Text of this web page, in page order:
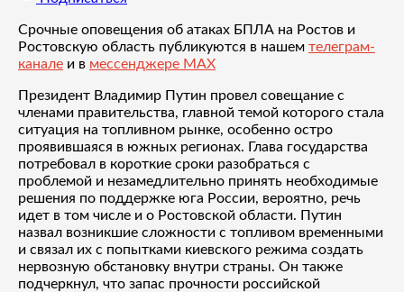
Срочные оповещения об атаках БПЛА на Ростов и
Ростовскую область публикуются в нашем телеграм-
канале и в мессенджере MAX
Президент Владимир Путин провел совещание с
членами правительства, главной темой которого стала
ситуация на топливном рынке, особенно остро
проявившаяся в южных регионах. Глава государства
потребовал в короткие сроки разобраться с
проблемой и незамедлительно принять необходимые
решения по поддержке юга России, вероятно, речь
идет в том числе и о Ростовской области. Путин
назвал возникшие сложности с топливом временными
и связал их с попытками киевского режима создать
нервозную обстановку внутри страны. Он также
подчеркнул, что запас прочности российской